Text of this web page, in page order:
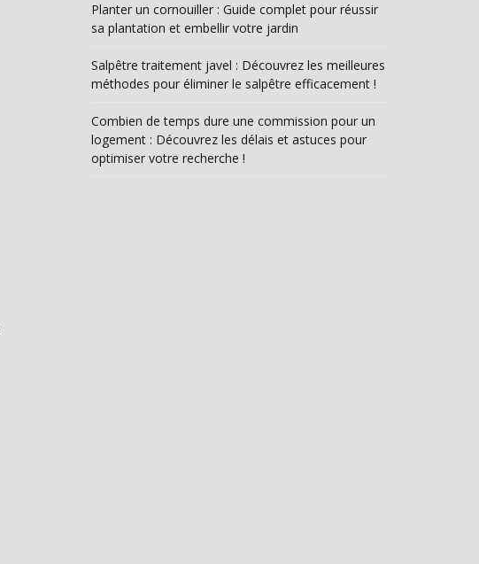
Planter un cornouiller : Guide complet pour réussir
sa plantation et embellir votre jardin
Salpêtre traitement javel : Découvrez les meilleures
méthodes pour éliminer le salpêtre efficacement !
Combien de temps dure une commission pour un
logement : Découvrez les délais et astuces pour
optimiser votre recherche !